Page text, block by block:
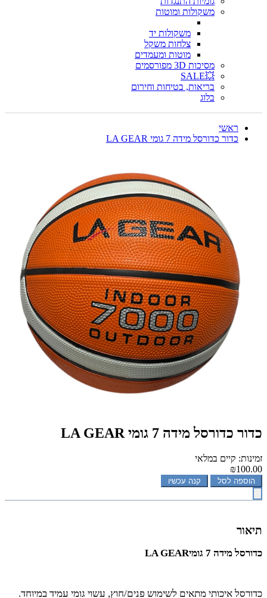
משקולות ומוטות
משקולות יד
צלחות משקל
מוטות ומעמדים
מסיכות 3D מפורסמים
💥SALE
בריאות, בטיחות וחירום
בלוג
ראשי
כדור כדורסל מידה 7 גומי LA GEAR
כדור כדורסל מידה 7 גומי LA GEAR
זמינות: קיים במלאי
₪100.00
הוספה לסל קנה עכשיו
תיאור
כדורסל מידה 7 גומי LA GEAR
כדורסל איכותי מתאים לשימוש פנים/חוץ, עשוי גומי עמיד במיוחד.